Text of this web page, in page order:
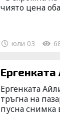
чиято цена
юли 03
Ергенката
тръгна на
пусна снимка